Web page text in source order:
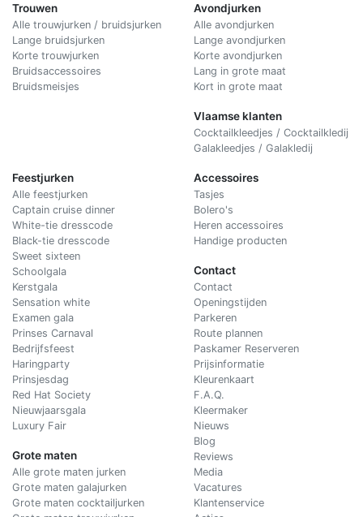
Trouwen
Alle trouwjurken / bruidsjurken
Lange bruidsjurken
Korte trouwjurken
Bruidsaccessoires
Bruidsmeisjes
Avondjurken
Alle avondjurken
Lange avondjurken
Korte avondjurken
Lang in grote maat
Kort in grote maat
Vlaamse klanten
Cocktailkleedjes / Cocktailkledij
Galakleedjes / Galakledij
Feestjurken
Alle feestjurken
Captain cruise dinner
White-tie dresscode
Black-tie dresscode
Sweet sixteen
Schoolgala
Kerstgala
Sensation white
Examen gala
Prinses Carnaval
Bedrijfsfeest
Haringparty
Prinsjesdag
Red Hat Society
Nieuwjaarsgala
Luxury Fair
Grote maten
Alle grote maten jurken
Grote maten galajurken
Grote maten cocktailjurken
Accessoires
Tasjes
Bolero's
Heren accessoires
Handige producten
Contact
Contact
Openingstijden
Parkeren
Route plannen
Paskamer Reserveren
Prijsinformatie
Kleurenkaart
F.A.Q.
Kleermaker
Nieuws
Blog
Reviews
Media
Vacatures
Klantenservice